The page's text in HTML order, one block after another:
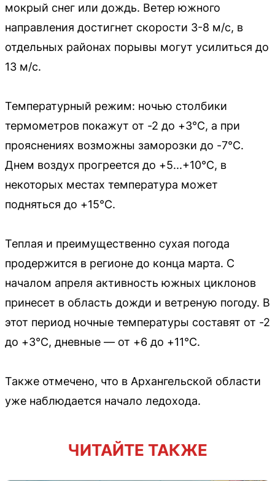
мокрый снег или дождь. Ветер южного
направления достигнет скорости 3-8 м/с, в
отдельных районах порывы могут усилиться до
13 м/с.
Температурный режим: ночью столбики
термометров покажут от -2 до +3°C, а при
прояснениях возможны заморозки до -7°C.
Днем воздух прогреется до +5...+10°C, в
некоторых местах температура может
подняться до +15°C.
Теплая и преимущественно сухая погода
продержится в регионе до конца марта. С
началом апреля активность южных циклонов
принесет в область дожди и ветреную погоду. В
этот период ночные температуры составят от -2
до +3°C, дневные — от +6 до +11°C.
Также отмечено, что в Архангельской области
уже наблюдается начало ледохода.
ЧИТАЙТЕ ТАКЖЕ